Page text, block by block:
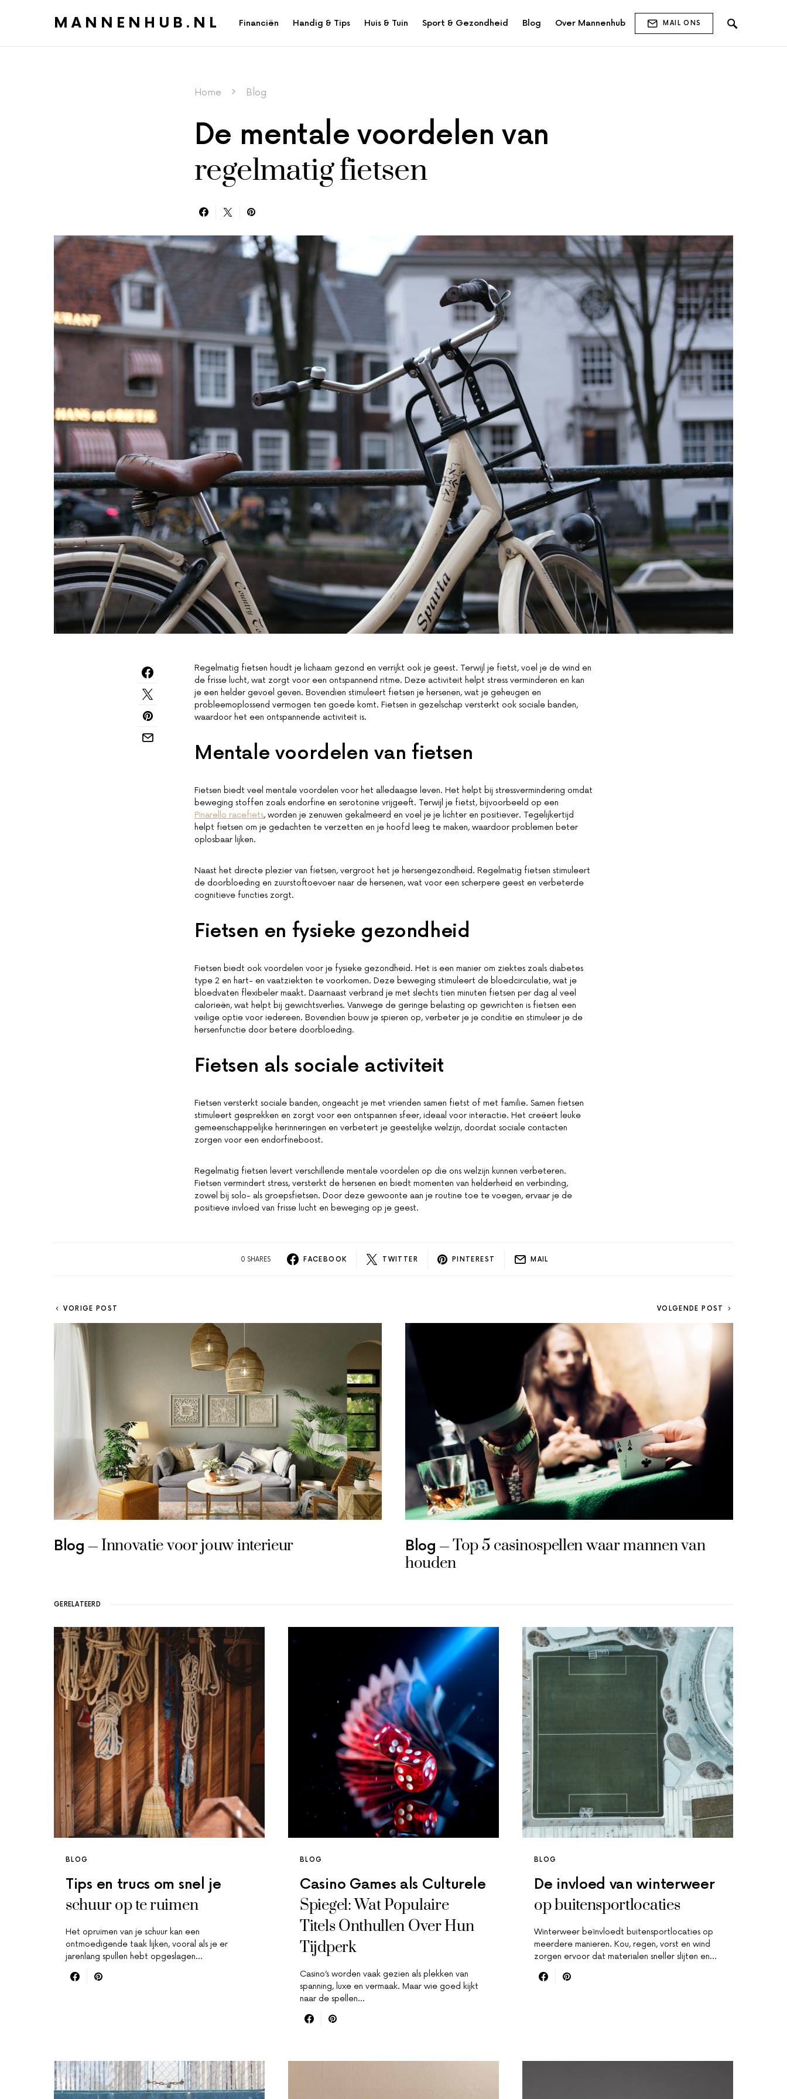
MANNENHUB.NL Financiën Handig & Tips Huis & Tuin Sport & Gezondheid Blog Over Mannenhub MAIL ONS
Home Blog
De mentale voordelen van
regelmatig fietsen
Regelmatig fietsen houdt je lichaam gezond en verrijkt ook je geest. Terwijl je fietst, voel je de wind en
de frisse lucht, wat zorgt voor een ontspannend ritme. Deze activiteit helpt stress verminderen en kan
je een helder gevoel geven. Bovendien stimuleert fietsen je hersenen, wat je geheugen en
probleemoplossend vermogen ten goede komt. Fietsen in gezelschap versterkt ook sociale banden,
waardoor het een ontspannende activiteit is.
Mentale voordelen van fietsen
Fietsen biedt veel mentale voordelen voor het alledaagse leven. Het helpt bij stressvermindering omdat
beweging stoffen zoals endorfine en serotonine vrijgeeft. Terwijl je fietst, bijvoorbeeld op een
Pinarello racefiets, worden je zenuwen gekalmeerd en voel je je lichter en positiever. Tegelijkertijd
helpt fietsen om je gedachten te verzetten en je hoofd leeg te maken, waardoor problemen beter
oplosbaar lijken.
Naast het directe plezier van fietsen, vergroot het je hersengezondheid. Regelmatig fietsen stimuleert
de doorbloeding en zuurstoftoevoer naar de hersenen, wat voor een scherpere geest en verbeterde
cognitieve functies zorgt.
Fietsen en fysieke gezondheid
Fietsen biedt ook voordelen voor je fysieke gezondheid. Het is een manier om ziektes zoals diabetes
type 2 en hart- en vaatziekten te voorkomen. Deze beweging stimuleert de bloedcirculatie, wat je
bloedvaten flexibeler maakt. Daarnaast verbrand je met slechts tien minuten fietsen per dag al veel
calorieën, wat helpt bij gewichtsverlies. Vanwege de geringe belasting op gewrichten is fietsen een
veilige optie voor iedereen. Bovendien bouw je spieren op, verbeter je je conditie en stimuleer je de
hersenfunctie door betere doorbloeding.
Fietsen als sociale activiteit
Fietsen versterkt sociale banden, ongeacht je met vrienden samen fietst of met familie. Samen fietsen
stimuleert gesprekken en zorgt voor een ontspannen sfeer, ideaal voor interactie. Het creëert leuke
gemeenschappelijke herinneringen en verbetert je geestelijke welzijn, doordat sociale contacten
zorgen voor een endorfineboost.
Regelmatig fietsen levert verschillende mentale voordelen op die ons welzijn kunnen verbeteren.
Fietsen vermindert stress, versterkt de hersenen en biedt momenten van helderheid en verbinding,
zowel bij solo- als groepsfietsen. Door deze gewoonte aan je routine toe te voegen, ervaar je de
positieve invloed van frisse lucht en beweging op je geest.
0 SHARES FACEBOOK TWITTER PINTEREST MAIL
VORIGE POST
Blog Innovatie voor jouw interieur
VOLGENDE POST
Blog
Top 5 casinospellen waar mannen van
houden
GERELATEERD
BLOG
Tips en trucs om snel je
schuur op te ruimen
Het opruimen van je schuur kan een
ontmoedigende taak lijken, vooral als je er
jarenlang spullen hebt opgeslagen…
BLOG
Casino Games als Culturele
Spiegel: Wat Populaire
Titels Onthullen Over Hun
Tijdperk
Casino’s worden vaak gezien als plekken van
spanning, luxe en vermaak. Maar wie goed kijkt
naar de spellen…
BLOG
De invloed van winterweer
op buitensportlocaties
Winterweer beïnvloedt buitensportlocaties op
meerdere manieren. Kou, regen, vorst en wind
zorgen ervoor dat materialen sneller slijten en…